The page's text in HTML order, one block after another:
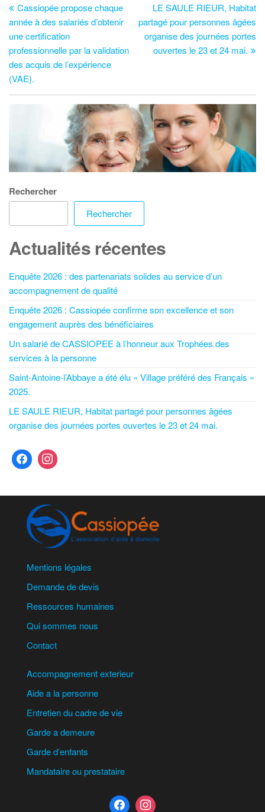
Cassiopée propose chaque
année à des salariés d’obtenir
une certification
professionnelle par la validation
des acquis de l’expérience
(VAE).
LE SAULE RIEUR, Habitat
partagé pour personnes âgées
organise des journées portes
ouvertes le 23 et 24 mai.
Rechercher
Rechercher
Actualités récentes
Enquête 2026 : des partenariats solides au service d’un
accompagnement de qualité
Enquête 2026 : Cassiopée confirme son excellence et son
engagement auprès des bénéficiaires
Un salarié de CASSIOPEE à l’honneur aux Trophées des
services à la personne
Saint-Antoine-l’Abbaye a été élu « Village préféré des Français »
2025.
LE SAULE RIEUR, Habitat partagé pour personnes âgées
organise des journées portes ouvertes le 23 et 24 mai.
Mentions légales
Demande de devis
Ressources humaines
Qui sommes nous
Contact
Accompagnement exterieur
Aide a la personne
Entretien du cadre de vie
Garde a demeure
Garde d’enfants
Mandataire ou prestataire